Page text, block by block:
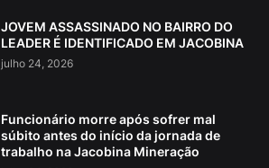
JOVEM ASSASSINADO NO BAIRRO DO
LEADER É IDENTIFICADO EM JACOBINA
julho 24, 2026
Funcionário morre após sofrer mal
súbito antes do início da jornada de
trabalho na Jacobina Mineração